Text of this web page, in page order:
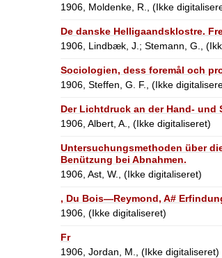
1906, Moldenke, R., (Ikke
De danske Helligaandsklostre.
1906, Lindbæk, J.; Stemann, G.,
Sociologien, dess foremål och
1906, Steffen, G. F., (Ikke
Der Lichtdruck an der Hand- und
1906, Albert, A., (Ikke digitaliseret)
Untersuchungsmethoden über
Benützung bei Abnahmen.
1906, Ast, W., (Ikke digitaliseret)
, Du Bois—Reymond, A#
1906, (Ikke digitaliseret)
Fr
1906, Jordan, M., (Ikke digitaliseret)